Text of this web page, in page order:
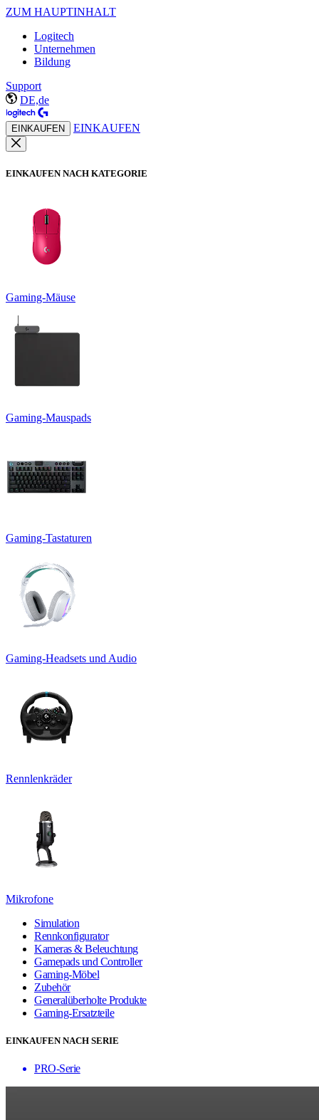
ZUM HAUPTINHALT
Logitech
Unternehmen
Bildung
Support
DE,de
EINKAUFEN EINKAUFEN
EINKAUFEN NACH KATEGORIE
Gaming-Mäuse
Gaming-Mauspads
Gaming-Tastaturen
Gaming-Headsets und Audio
Rennlenkräder
Mikrofone
Simulation
Rennkonfigurator
Kameras & Beleuchtung
Gamepads und Controller
Gaming-Möbel
Zubehör
Generalüberholte Produkte
Gaming-Ersatzteile
EINKAUFEN NACH SERIE
PRO-Serie